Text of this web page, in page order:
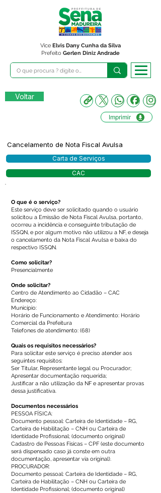
Prefeito Gerlen Diniz Andrade
Vice Elvis Dany Cunha da Silva
Voltar
Imprimir
Cancelamento de Nota Fiscal Avulsa
Carta de Serviços
CAC
O que é o serviço?
Este serviço deve ser solicitado quando o usuário
solicitou a Emissão de Nota Fiscal Avulsa, portanto,
ocorreu a incidência e conseguinte tributação de
ISSQN, e por algum motivo não utilizou a NF, e deseja
o cancelamento da Nota Fiscal Avulsa e baixa do
respectivo ISSQN.
Como solicitar?
Presencialmente
Onde solicitar?
Centro de Atendimento ao Cidadão – CAC
Endereço:
Município:
Horário de Funcionamento e Atendimento: Horário
Comercial da Prefeitura
Telefones de atendimento: (68)
Quais os requisitos necessários?
Para solicitar este serviço é preciso atender aos
seguintes requisitos:
Ser Titular, Representante legal ou Procurador;
Apresentar documentação requerida;
Justificar a não utilização da NF e apresentar provas
dessa justificativa.
Documentos necessários
PESSOA FÍSICA:
Documento pessoal: Carteira de Identidade – RG,
Carteira de Habilitação – CNH ou Carteira de
Identidade Profissional; (documento original)
Cadastro de Pessoas Físicas – CPF (este documento
será dispensado caso já conste em outra
documentação, apresentar via original).
PROCURADOR:
Documento pessoal: Carteira de Identidade – RG,
Carteira de Habilitação – CNH ou Carteira de
Identidade Profissional; (documento original)